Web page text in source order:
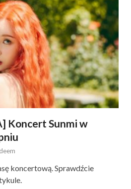
Koncert Sunmi w
koncertową. Sprawdźcie